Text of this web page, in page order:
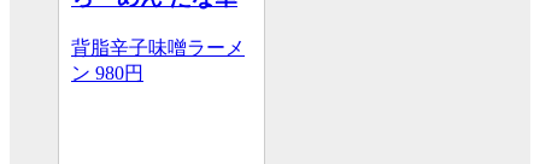
背脂辛子味噌ラーメ
ン 980円